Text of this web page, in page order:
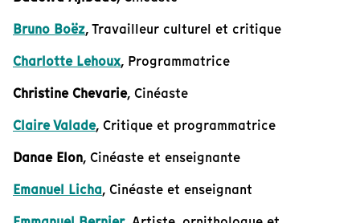
Bruno Boëz, Travailleur culturel et critique
Charlotte Lehoux, Programmatrice
Christine Chevarie, Cinéaste
Claire Valade, Critique et programmatrice
Danae Elon, Cinéaste et enseignante
Emanuel Licha, Cinéaste et enseignant